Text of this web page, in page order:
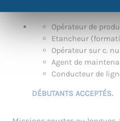
Opérateur de
Etancheur
Opérateur sur c.
Agent de
Conducteur de
DÉBUTANTS ACCEPTÉS.